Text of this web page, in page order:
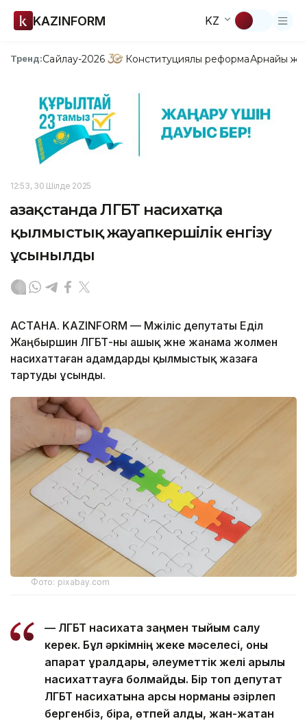
KAZINFORM KZ
Тренд:Сайлау-2026 Конституциялық реформаАрнайы
12:53, 30 Шілде 2025
Қазақстанда ЛГБТ насихатқа
қылмыстық жауапкершілік енгізу
ұсынылды
АСТАНА. KAZINFORM — Мәжіліс депутаты Еділ
Жаңбыршин ЛГБТ-ны ашық және жанама жолмен
насихаттаған адамдарды қылмыстық жазаға
тартуды ұсынды.
Фото: pixabay.com
— ЛГБТ насихатқа заңмен тыйым салу
керек. Бұл әркімнің жеке мәселесі, оны
ақпарат құралдары, әлеуметтік желі арқылы
насихаттауға болмайды. Бір топ депутат
ЛГБТ насихатына қарсы норманы әзірлеп
бергенбіз, бірақ, өтпей қалды, жан-жақтан